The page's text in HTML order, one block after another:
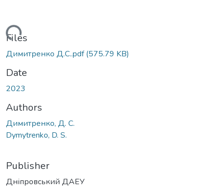
Files
Димитренко Д.С..pdf(575.79 KB)
Date
2023
Authors
Димитренко, Д. С.
Dymytrenko, D. S.
Publisher
Дніпровський ДАЕУ